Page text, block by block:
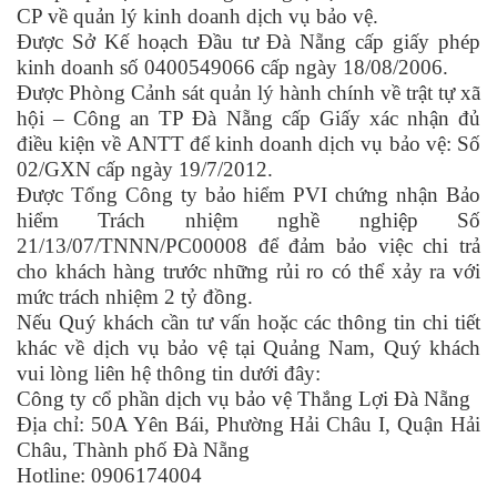
CP về quản lý kinh doanh dịch vụ bảo vệ.
Được Sở Kế hoạch Đầu tư Đà Nẵng cấp giấy phép
kinh doanh số 0400549066 cấp ngày 18/08/2006.
Được Phòng Cảnh sát quản lý hành chính về trật tự xã
hội – Công an TP Đà Nẵng cấp Giấy xác nhận đủ
điều kiện về ANTT để kinh doanh dịch vụ bảo vệ: Số
02/GXN cấp ngày 19/7/2012.
Được Tổng Công ty bảo hiểm PVI chứng nhận Bảo
hiểm Trách nhiệm nghề nghiệp Số
21/13/07/TNNN/PC00008 để đảm bảo việc chi trả
cho khách hàng trước những rủi ro có thể xảy ra với
mức trách nhiệm 2 tỷ đồng.
Nếu Quý khách cần tư vấn hoặc các thông tin chi tiết
khác về dịch vụ bảo vệ tại Quảng Nam, Quý khách
vui lòng liên hệ thông tin dưới đây:
Công ty cổ phần dịch vụ bảo vệ Thắng Lợi Đà Nẵng
Địa chỉ: 50A Yên Bái, Phường Hải Châu I, Quận Hải
Châu, Thành phố Đà Nẵng
Hotline: 0906174004